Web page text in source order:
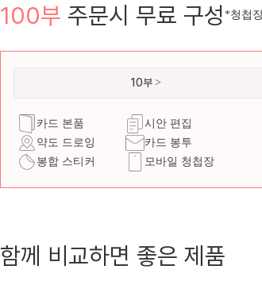
100부 주문시 무료 구성 *청첩
10부
카드 본품
시안 편집
약도 드로잉
카드 봉투
봉합 스티커
모바일 청첩장
함께 비교하면 좋은 제품